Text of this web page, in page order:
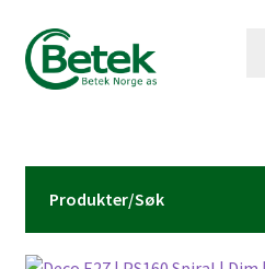
Hopp
til
navigasjon
Hopp
til
innhold
Forsiden
Produkter/Søk